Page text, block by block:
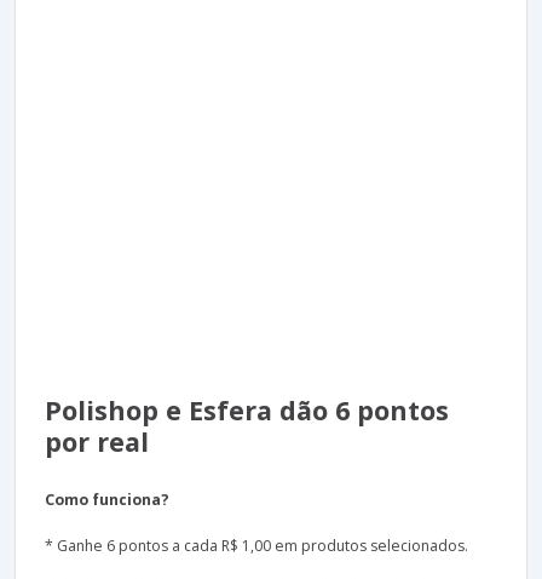
Polishop e Esfera dão 6 pontos
por real
Como funciona?
* Ganhe 6 pontos a cada R$ 1,00 em produtos selecionados.